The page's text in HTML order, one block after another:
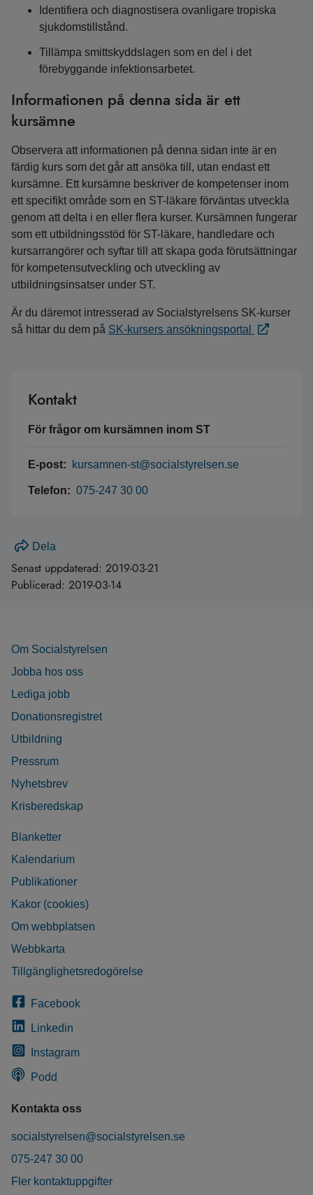
Identifiera och diagnostisera ovanligare tropiska
sjukdomstillstånd.
Tillämpa smittskyddslagen som en del i det
förebyggande infektionsarbetet.
Informationen på denna sida är ett
kursämne
Observera att informationen på denna sidan inte är en
färdig kurs som det går att ansöka till, utan endast ett
kursämne. Ett kursämne beskriver de kompetenser inom
ett specifikt område som en ST-läkare förväntas utveckla
genom att delta i en eller flera kurser. Kursämnen fungerar
som ett utbildningsstöd för ST-läkare, handledare och
kursarrangörer och syftar till att skapa goda förutsättningar
för kompetensutveckling och utveckling av
utbildningsinsatser under ST.
Är du däremot intresserad av Socialstyrelsens SK-kurser
så hittar du dem på SK-kursers ansökningsportal
Kontakt
För frågor om kursämnen inom ST
E-post: kursamnen-st@socialstyrelsen.se
Telefon: 075-247 30 00
Dela
Senast uppdaterad: 2019-03-21
Publicerad: 2019-03-14
Om Socialstyrelsen
Jobba hos oss
Lediga jobb
Donationsregistret
Utbildning
Pressrum
Nyhetsbrev
Krisberedskap
Blanketter
Kalendarium
Publikationer
Kakor (cookies)
Om webbplatsen
Webbkarta
Tillgänglighetsredogörelse
Facebook
Linkedin
Instagram
Podd
Kontakta oss
socialstyrelsen@socialstyrelsen.se
075-247 30 00
Fler kontaktuppgifter